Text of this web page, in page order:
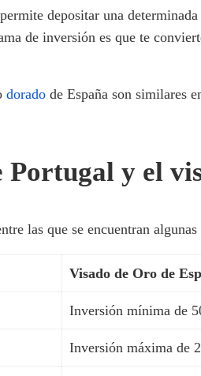
depositar una
de inversión es que te
dorado de España son similares
y el
las que se encuentran
Visado de Oro de
Inversión mínima de
Inversión máxima de